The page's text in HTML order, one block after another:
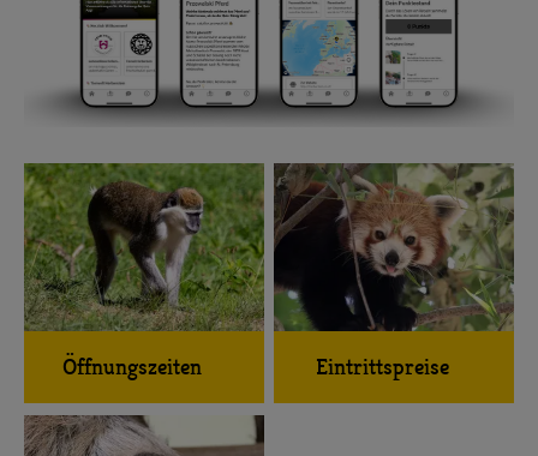
Öffnungszeiten Eintrittspreise